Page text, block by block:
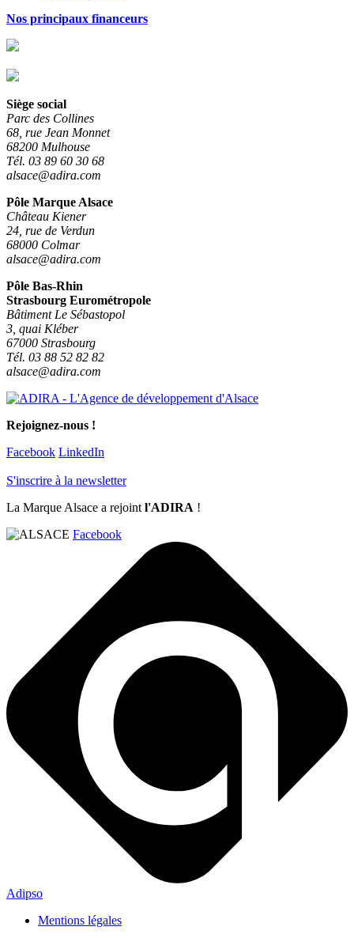
Nos principaux financeurs
Siège social
Parc des Collines
68, rue Jean Monnet
68200 Mulhouse
Tél. 03 89 60 30 68
alsace@adira.com
Pôle Marque Alsace
Château Kiener
24, rue de Verdun
68000 Colmar
alsace@adira.com
Pôle Bas-Rhin
Strasbourg Eurométropole
Bâtiment Le Sébastopol
3, quai Kléber
67000 Strasbourg
Tél. 03 88 52 82 82
alsace@adira.com
Rejoignez-nous !
Facebook LinkedIn
S'inscrire à la newsletter
La Marque Alsace a rejointl'ADIRA !
Facebook
Adipso
Mentions légales